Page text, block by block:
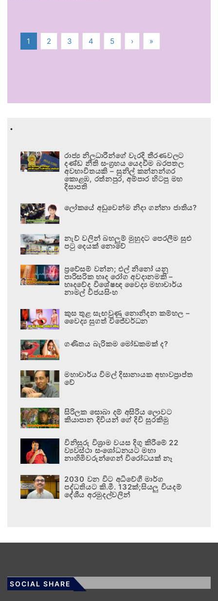
1 2 3 4 5 › »
.
රාජ්‍ය නිලධාරීන්ගේ වැරදි තීරණවලට
දණ්ඩ නීති සංග්‍රහය යෙදවීම බරපතල
අවභාවිතයකි – සුනිල් කන්නන්ගර
කොළඹ, රත්නපුර, අම්පාර හිටපු මහ
දිසාපති
ලෝකයේ අඩුවෙන්ම නිදා ගන්නා ජාතිය?
නැව් වලින් බහලුම් මුහුදට පෙරලීම සුළු
පටු දෙයක් නොවේ
ප්‍රවේසම් වන්න; එල් නිනෝ යනු
පාරිසරික හෘද රෝග අවදානමකි –
හෘදවේද විශේෂඥ වෛද්‍ය මහාචාර්ය
නාමල් විජයසිංහ
කුස තුළ සැඟවුණු නොනිදන කම්හල –
වෛද්‍ය සුගත් විජේවර්ධන
ගණිතය බැරිකම මෝඩකමක් ද?
මහාචාර්ය විමල් දිසානායක අභාවප්‍රාප්ත
වේ
සිරිලක සොබා දම් අසිරිය ලොවට
කියාපාන දිවියන් ගේ දිවි සුරකිමු
විනිසුරු විශ්‍රාම වයස දිගු කිරීමේ 22
ව්‍යවස්ථා සංශෝධනයට මහා
නාහිමිවරුන්ගෙන් විරෝධයක් නෑ
2030 වන විට අධිවේගී මාර්ග
පද්ධතියට කි.මී. 132ක්;සියලු වියදම්
දේශීය අරමුදල්වලින්
SOCIAL SHARE